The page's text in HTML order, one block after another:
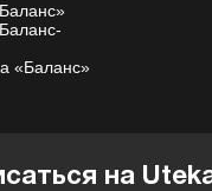
«Баланс»
на